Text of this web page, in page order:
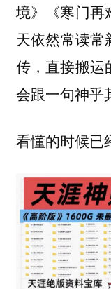
境》《寒门再
天依然常读常
传，直接搬运
会跟一句神乎
看懂的时候已